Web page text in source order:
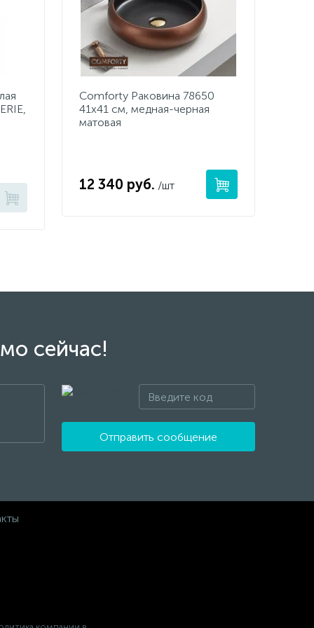
Comforty Раковина 78650
41х41 см, медная-черная
матовая
12 340 руб. /шт
сейчас!
Отправить сообщение